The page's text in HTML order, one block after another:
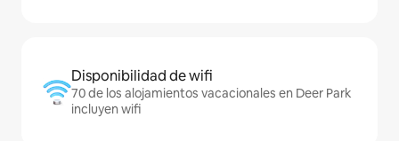
Disponibilidad de wifi
70 de los alojamientos vacacionales en Deer Park
incluyen wifi